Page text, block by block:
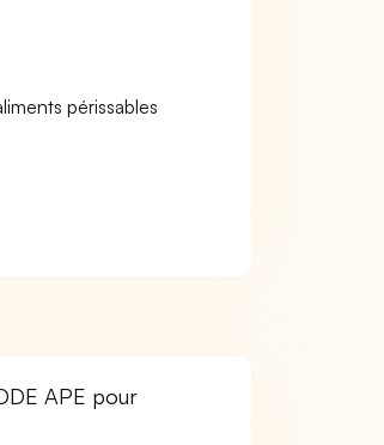
périssables
APE pour